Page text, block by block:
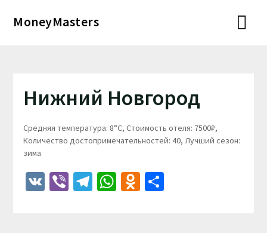
MoneyMasters
Нижний Новгород
Средняя температура: 8°C, Стоимость отеля: 7500₽,
Количество достопримечательностей: 40, Лучший сезон:
зима
VKViberTelegram
WhatsApp
Odnoklassniki
Отправить